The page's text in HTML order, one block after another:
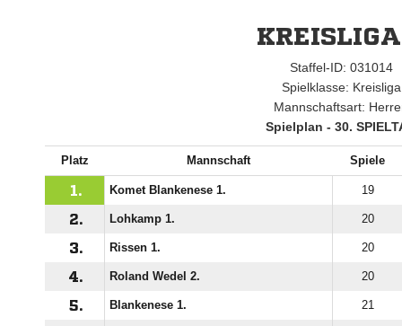
Staffel-ID: 031014
Spielklasse: Kreisliga
Mannschaftsart:
Spielplan - 30.
Platz Mannschaft Spiele
1. Komet Blankenese 1. 19
2. Lohkamp 1. 20
3. Rissen 1. 20
4. Roland Wedel 2. 20
5. Blankenese 1. 21